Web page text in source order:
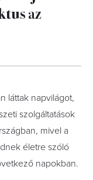
az
láttak napvilágot,
szolgáltatások
mivel a
életre szóló
napokban.